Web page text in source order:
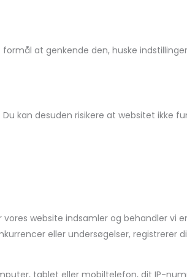
at genkende den, huske
kan desuden risikere at websitet ikke
website indsamler og behandler vi
eller undersøgelser, registrerer
tablet eller mobiltelefon, dit IP-